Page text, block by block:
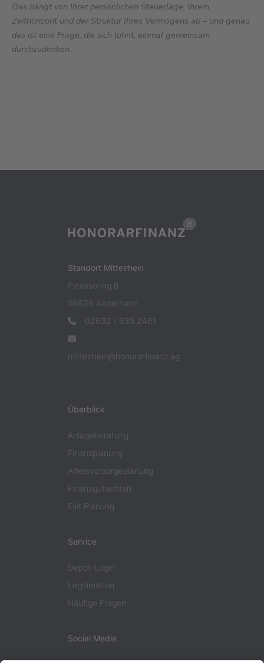
Das hängt von Ihrer persönlichen Steuerlage, Ihrem
Zeithorizont und der Struktur Ihres Vermögens ab – und genau
das ist eine Frage, die sich lohnt, einmal gemeinsam
durchzudenken.
Standort Mittelrhein
Picassoring 8
56626 Andernach
02632 / 935 2461
mittelrhein@honorarfinanz.ag
Überblick
Anlageberatung
Finanzplanung
Altersvorsorgeplanung
Finanzgutachten
Exit Planung
Service
Depot-Login
Legitimation
Häufige Fragen
Social Media